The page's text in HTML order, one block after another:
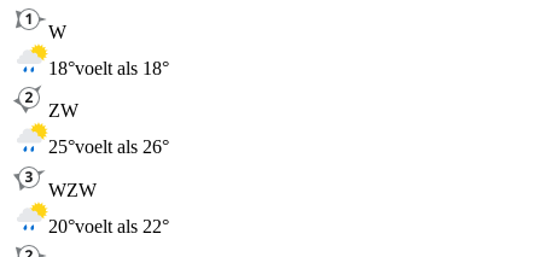
W
18°voelt als 18°
ZW
25°voelt als 26°
WZW
20°voelt als 22°